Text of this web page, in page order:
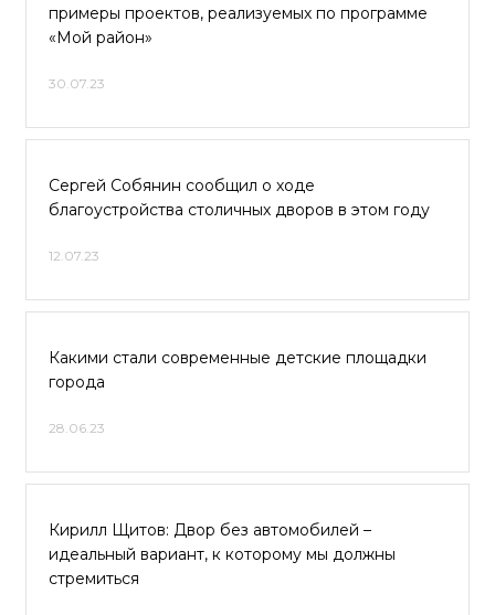
примеры проектов, реализуемых по программе
«Мой район»
30.07.23
Сергей Собянин сообщил о ходе
благоустройства столичных дворов в этом году
12.07.23
Какими стали современные детские площадки
города
28.06.23
Кирилл Щитов: Двор без автомобилей –
идеальный вариант, к которому мы должны
стремиться